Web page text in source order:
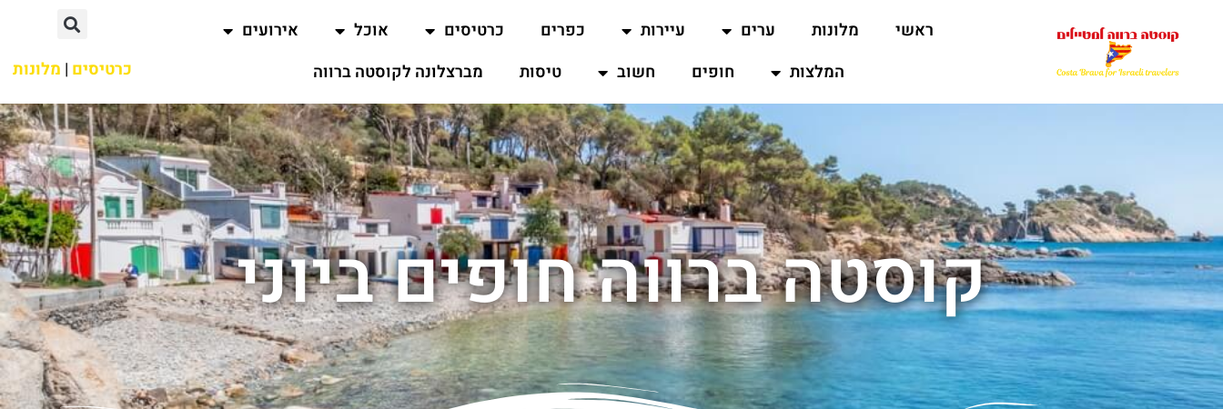
ראשי מלונות ערים עיירות כפרים כרטיסים אוכל
אירועים
המלצות
חופים חשוב טיסות מברצלונה לקוסטה ברווה כרטיסים | מלונות
קוסטה ברווה חופים ביוני